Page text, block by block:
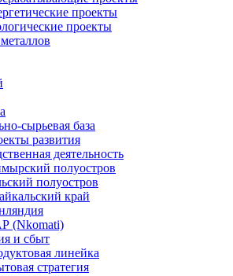
проекты
проекты
сырьевая база
развития
деятельность
полуостров
полуостров
край
(Nkomati)
и сбыт
линейка
стратегия